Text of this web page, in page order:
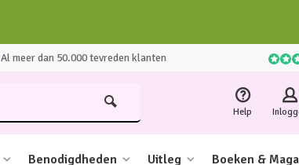
Al meer dan 50.000 tevreden klanten
Help
Benodigdheden Uitleg Boeken &